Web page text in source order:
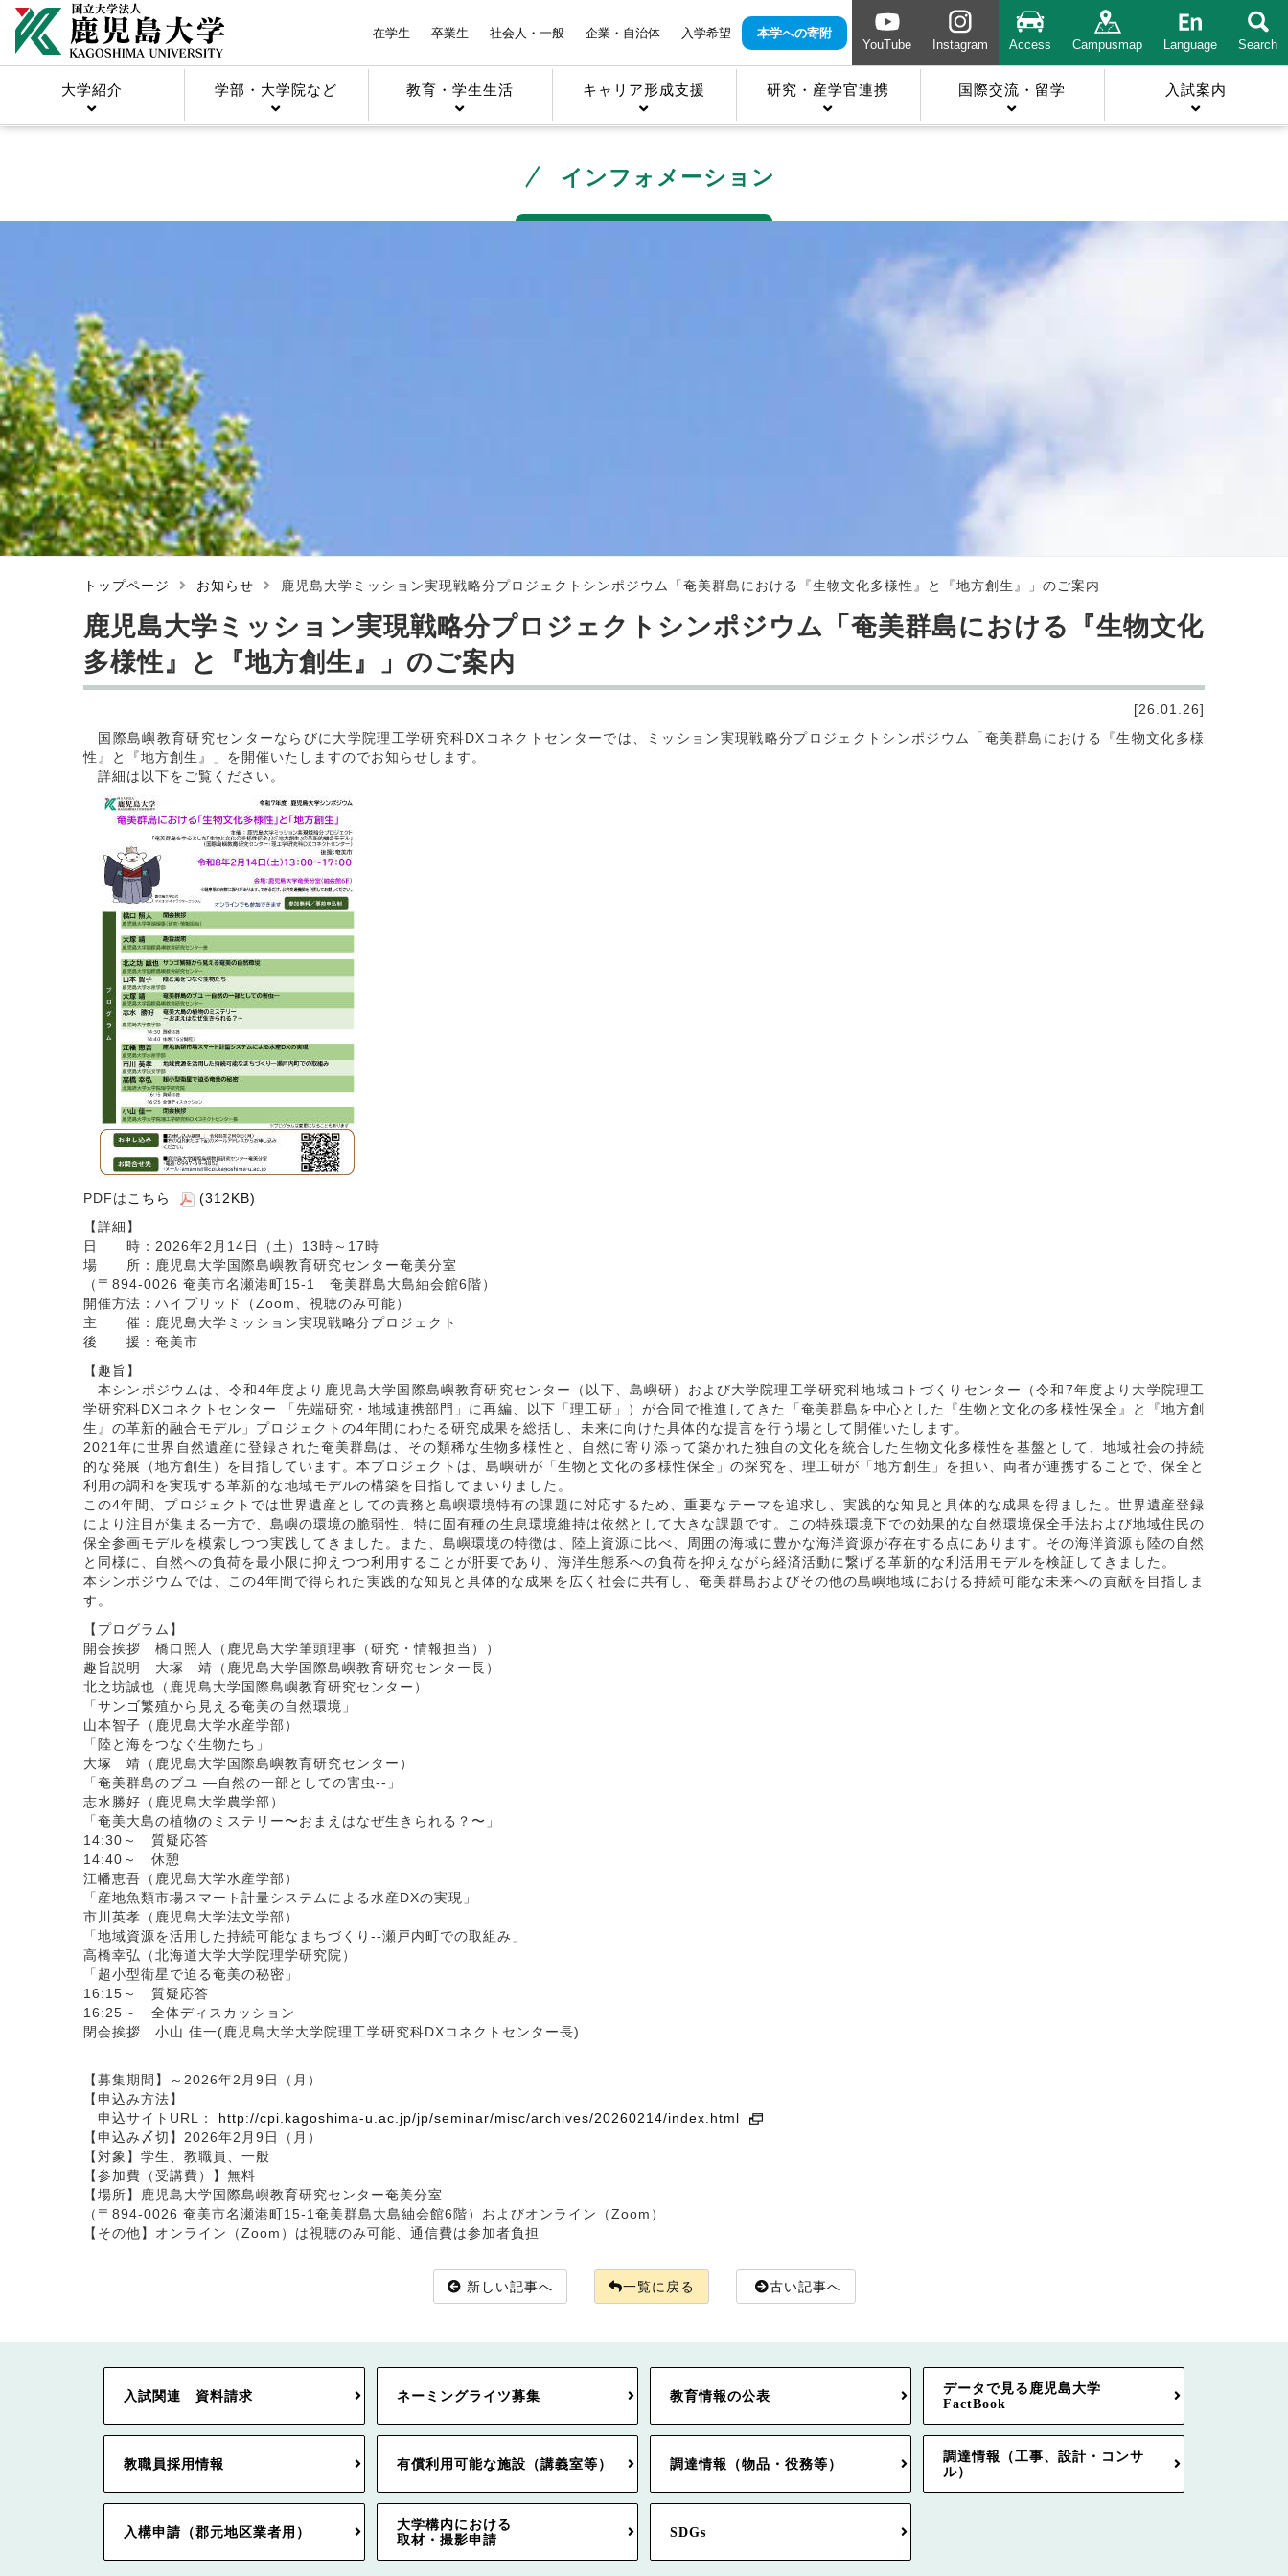
在学生 卒業生 社会人・一般 企業・自治体 入学希望
本学への寄附
YouTube
Instagram Access Campusmap Language Search
大学紹介 学部・大学院など 教育・学生生活 キャリア形成支援 研究・産学官連携 国際交流・留学 入試案内
インフォメーション
トップページ お知らせ 鹿児島大学ミッション実現戦略分プロジェクトシンポジウム「奄美群島における『生物文化多様性』と『地方創生』」のご案内
鹿児島大学ミッション実現戦略分プロジェクトシンポジウム「奄美群島における『生物文化
多様性』と『地方創生』」のご案内
[26.01.26]
国際島嶼教育研究センターならびに大学院理工学研究科DXコネクトセンターでは、ミッション実現戦略分プロジェクトシンポジウム「奄美群島における『生物文化多様
性』と『地方創生』」を開催いたしますのでお知らせします。
詳細は以下をご覧ください。
PDFは こちら
(312KB)
【詳細】
日 時：2026年2月14日（土）13時～17時
場 所：鹿児島大学国際島嶼教育研究センター奄美分室
（〒894-0026 奄美市名瀬港町15-1 奄美群島大島紬会館6階）
開催方法：ハイブリッド（Zoom、視聴のみ可能）
主 催：鹿児島大学ミッション実現戦略分プロジェクト
後 援：奄美市
【趣旨】
本シンポジウムは、令和4年度より鹿児島大学国際島嶼教育研究センター（以下、島嶼研）および大学院理工学研究科地域コトづくりセンター（令和7年度より大学院理工
学研究科DXコネクトセンター 「先端研究・地域連携部門」に再編、以下「理工研」）が合同で推進してきた「奄美群島を中心とした『生物と文化の多様性保全』と『地方創
生』の革新的融合モデル」プロジェクトの4年間にわたる研究成果を総括し、未来に向けた具体的な提言を行う場として開催いたします。
2021年に世界自然遺産に登録された奄美群島は、その類稀な生物多様性と、自然に寄り添って築かれた独自の文化を統合した生物文化多様性を基盤として、地域社会の持続
的な発展（地方創生）を目指しています。本プロジェクトは、島嶼研が「生物と文化の多様性保全」の探究を、理工研が「地方創生」を担い、両者が連携することで、保全と
利用の調和を実現する革新的な地域モデルの構築を目指してまいりました。
この4年間、プロジェクトでは世界遺産としての責務と島嶼環境特有の課題に対応するため、重要なテーマを追求し、実践的な知見と具体的な成果を得ました。世界遺産登録
により注目が集まる一方で、島嶼の環境の脆弱性、特に固有種の生息環境維持は依然として大きな課題です。この特殊環境下での効果的な自然環境保全手法および地域住民の
保全参画モデルを模索しつつ実践してきました。また、島嶼環境の特徴は、陸上資源に比べ、周囲の海域に豊かな海洋資源が存在する点にあります。その海洋資源も陸の自然
と同様に、自然への負荷を最小限に抑えつつ利用することが肝要であり、海洋生態系への負荷を抑えながら経済活動に繋げる革新的な利活用モデルを検証してきました。
本シンポジウムでは、この4年間で得られた実践的な知見と具体的な成果を広く社会に共有し、奄美群島およびその他の島嶼地域における持続可能な未来への貢献を目指しま
す。
【プログラム】
開会挨拶 橋口照人（鹿児島大学筆頭理事（研究・情報担当））
趣旨説明 大塚 靖（鹿児島大学国際島嶼教育研究センター長）
北之坊誠也（鹿児島大学国際島嶼教育研究センター）
「サンゴ繁殖から見える奄美の自然環境」
山本智子（鹿児島大学水産学部）
「陸と海をつなぐ生物たち」
大塚 靖（鹿児島大学国際島嶼教育研究センター）
「奄美群島のブユ ―自然の一部としての害虫--」
志水勝好（鹿児島大学農学部）
「奄美大島の植物のミステリー〜おまえはなぜ生きられる？〜」
14:30～ 質疑応答
14:40～ 休憩
江幡恵吾（鹿児島大学水産学部）
「産地魚類市場スマート計量システムによる水産DXの実現」
市川英孝（鹿児島大学法文学部）
「地域資源を活用した持続可能なまちづくり--瀬戸内町での取組み」
高橋幸弘（北海道大学大学院理学研究院）
「超小型衛星で迫る奄美の秘密」
16:15～ 質疑応答
16:25～ 全体ディスカッション
閉会挨拶 小山 佳一(鹿児島大学大学院理工学研究科DXコネクトセンター長)
【募集期間】～2026年2月9日（月）
【申込み方法】
申込サイトURL： http://cpi.kagoshima-u.ac.jp/jp/seminar/misc/archives/20260214/index.html
【申込み〆切】2026年2月9日（月）
【対象】学生、教職員、一般
【参加費（受講費）】無料
【場所】鹿児島大学国際島嶼教育研究センター奄美分室
（〒894-0026 奄美市名瀬港町15-1奄美群島大島紬会館6階）およびオンライン（Zoom）
【その他】オンライン（Zoom）は視聴のみ可能、通信費は参加者負担
新しい記事へ 一覧に戻る 古い記事へ
入試関連 資料請求 ネーミングライツ募集 教育情報の公表
データで見る鹿児島大学
FactBook
教職員採用情報 有償利用可能な施設（講義室等） 調達情報（物品・役務等）
調達情報（工事、設計・コンサ
ル）
入構申請（郡元地区業者用）
大学構内における
取材・撮影申請
SDGs